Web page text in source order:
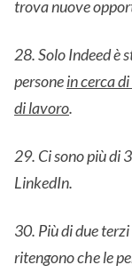
trova nuove
28. Solo Indeed è
personein cerca
di lavoro.
29. Ci sono più di
LinkedIn.
30. Più di due
ritengono che le